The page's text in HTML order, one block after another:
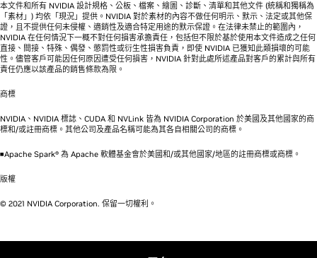
本文件和所有 NVIDIA 設計規格、公板、檔案、繪圖、診斷、清單和其他文件 (統稱和獨稱為
「素材」) 均依「現況」提供。NVIDIA 對於素材的內容不做任何明示、默示、法定或其他保
證，且不提供任何未侵權、適銷性及適合特定用途的默示保證。在法律未禁止的範圍內，
NVIDIA 在任何情況下一概不對任何損害承擔責任，包括但不限於基於使用本文件造成之任何
直接、間接、特殊、偶發、懲罰性或衍生性損害負責，即使 NVIDIA 已獲知此類損壞的可能
性。儘管客戶可能因任何原因遭受任何損害，NVIDIA 針對此處所述產品對客戶的累計與所有
責任仍應以該產品的銷售條款為限。
商標
NVIDIA、NVIDIA 標誌、CUDA 和 NVLink 皆為 NVIDIA Corporation 於美國及其他國家的商
標和/或註冊商標。其他公司及產品名稱可能為其各自相關公司的商標。
◾Apache Spark® 為 Apache 軟體基金會於美國和/或其他國家/地區的註冊商標或商標。
版權
© 2021 NVIDIA Corporation. 保留一切權利。